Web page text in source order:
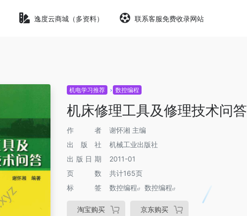
逸度云商城（多资料） 联系客服免费收录网站
机电学习推荐 数控编程
机床修理工具及修理技术问答
作者
谢怀湘 主编
出版社
机械工业出版社
出版日期
2011-01
页数
共计165页
标签
数控编程 数控编程
淘宝购买 京东购买